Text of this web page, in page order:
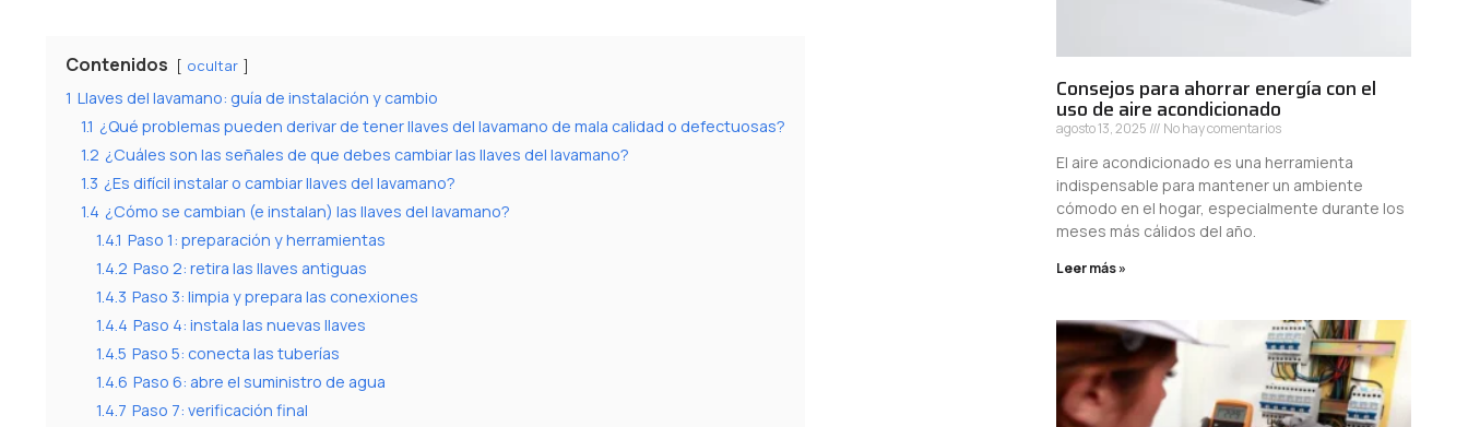
Contenidos ocultar
1 Llaves del lavamano: guía de instalación y cambio
1.1 ¿Qué problemas pueden derivar de tener llaves del lavamano de mala calidad o defectuosas?
1.2 ¿Cuáles son las señales de que debes cambiar las llaves del lavamano?
1.3 ¿Es difícil instalar o cambiar llaves del lavamano?
1.4 ¿Cómo se cambian (e instalan) las llaves del lavamano?
1.4.1 Paso 1: preparación y herramientas
1.4.2 Paso 2: retira las llaves antiguas
1.4.3 Paso 3: limpia y prepara las conexiones
1.4.4 Paso 4: instala las nuevas llaves
1.4.5 Paso 5: conecta las tuberías
1.4.6 Paso 6: abre el suministro de agua
1.4.7 Paso 7: verificación final
Consejos para ahorrar energía con el
uso de aire acondicionado
agosto 13, 2025 No hay comentarios
El aire acondicionado es una herramienta
indispensable para mantener un ambiente
cómodo en el hogar, especialmente durante los
meses más cálidos del año.
Leer más »